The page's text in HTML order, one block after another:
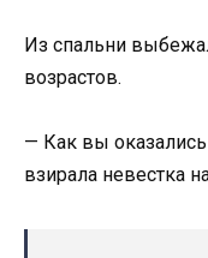
Из спальни
возрастов.
— Как вы
взирала невестка